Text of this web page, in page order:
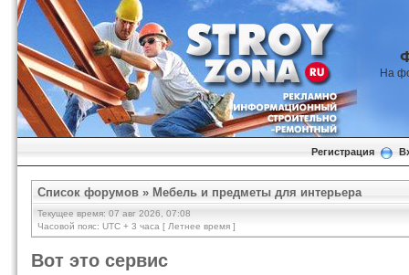
На
Регистрация
Список форумов » Мебель и предметы для интерьера
Текущее время: 07 авг 2026, 07:08
Часовой пояс: UTC + 3 часа [ Летнее время ]
Вот это сервис